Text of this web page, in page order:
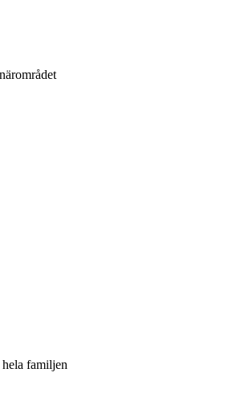
familjen